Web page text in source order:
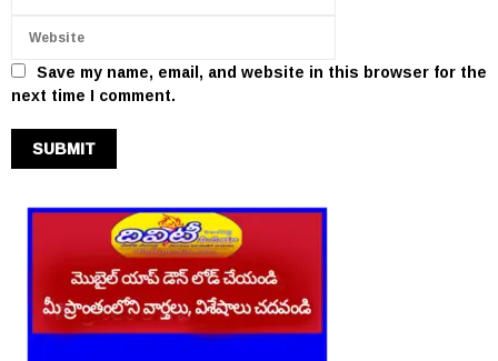
Save my name, email, and website in this browser for the
next time I comment.